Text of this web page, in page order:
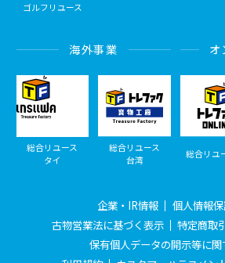
ゴルフリユース
海外事業
総合リユース
タイ
総合リユース
台湾
オ
総合リユ
企業・IR情報
個人情報
古物営業法に基づく表示
特定商取
保有個人データの開示等に関